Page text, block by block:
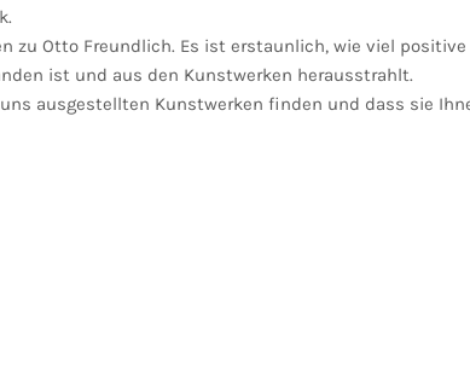
zu Otto Freundlich. Es ist erstaunlich, wie viel
ist und aus den Kunstwerken herausstrahlt.
ausgestellten Kunstwerken finden und dass sie